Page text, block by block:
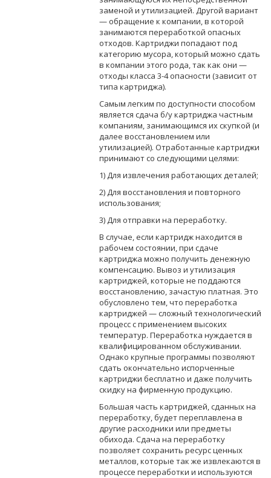
заменой и утилизацией. Другой вариант
— обращение к компании, в которой
занимаются переработкой опасных
отходов. Картриджи попадают под
категорию мусора, который можно сдать
в компании этого рода, так как они —
отходы класса 3-4 опасности (зависит от
типа картриджа).
Самым легким по доступности способом
является сдача б/у картриджа частным
компаниям, занимающимся их скупкой (и
далее восстановлением или
утилизацией). Отработанные картриджи
принимают со следующими целями:
1) Для извлечения работающих деталей;
2) Для восстановления и повторного
использования;
3) Для отправки на переработку.
В случае, если картридж находится в
рабочем состоянии, при сдаче
картриджа можно получить денежную
компенсацию. Вывоз и утилизация
картриджей, которые не поддаются
восстановлению, зачастую платная. Это
обусловлено тем, что переработка
картриджей — сложный технологический
процесс с применением высоких
температур. Переработка нуждается в
квалифицированном обслуживании.
Однако крупные программы позволяют
сдать окончательно испорченные
картриджи бесплатно и даже получить
скидку на фирменную продукцию.
Большая часть картриджей, сданных на
переработку, будет переплавлена в
другие расходники или предметы
обихода. Сдача на переработку
позволяет сохранить ресурс ценных
металлов, которые так же извлекаются в
процессе переработки и используются